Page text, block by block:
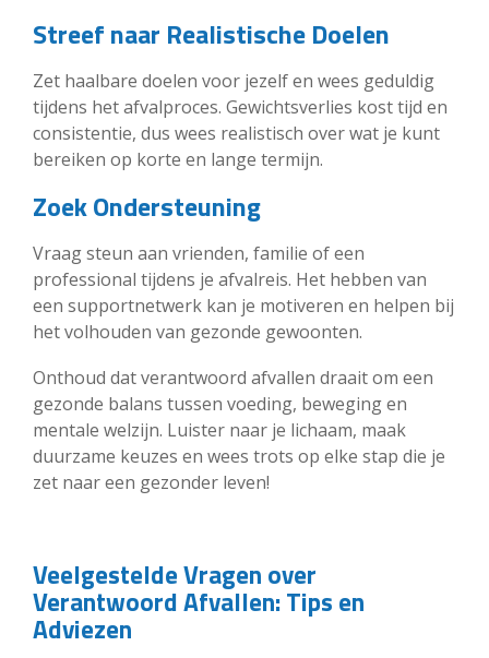
Streef naar Realistische Doelen
Zet haalbare doelen voor jezelf en wees geduldig
tijdens het afvalproces. Gewichtsverlies kost tijd en
consistentie, dus wees realistisch over wat je kunt
bereiken op korte en lange termijn.
Zoek Ondersteuning
Vraag steun aan vrienden, familie of een
professional tijdens je afvalreis. Het hebben van
een supportnetwerk kan je motiveren en helpen bij
het volhouden van gezonde gewoonten.
Onthoud dat verantwoord afvallen draait om een
gezonde balans tussen voeding, beweging en
mentale welzijn. Luister naar je lichaam, maak
duurzame keuzes en wees trots op elke stap die je
zet naar een gezonder leven!
Veelgestelde Vragen over
Verantwoord Afvallen: Tips en
Adviezen